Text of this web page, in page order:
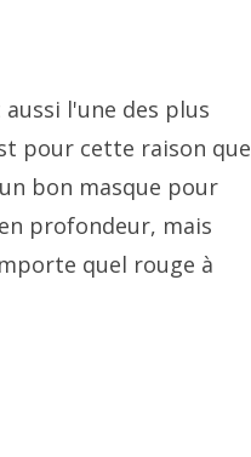
l'une des plus
pour cette raison que
bon masque pour
profondeur, mais
quel rouge à